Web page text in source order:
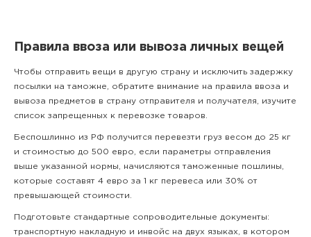
Правила ввоза или вывоза личных вещей
Чтобы отправить вещи в другую страну и исключить задержку
посылки на таможне, обратите внимание на правила ввоза и
вывоза предметов в страну отправителя и получателя, изучите
список запрещенных к перевозке товаров.
Беспошлинно из РФ получится перевезти груз весом до 25 кг
и стоимостью до 500 евро, если параметры отправления
выше указанной нормы, начисляются таможенные пошлины,
которые составят 4 евро за 1 кг перевеса или 30% от
превышающей стоимости.
Подготовьте стандартные сопроводительные документы:
транспортную накладную и инвойс на двух языках, в котором